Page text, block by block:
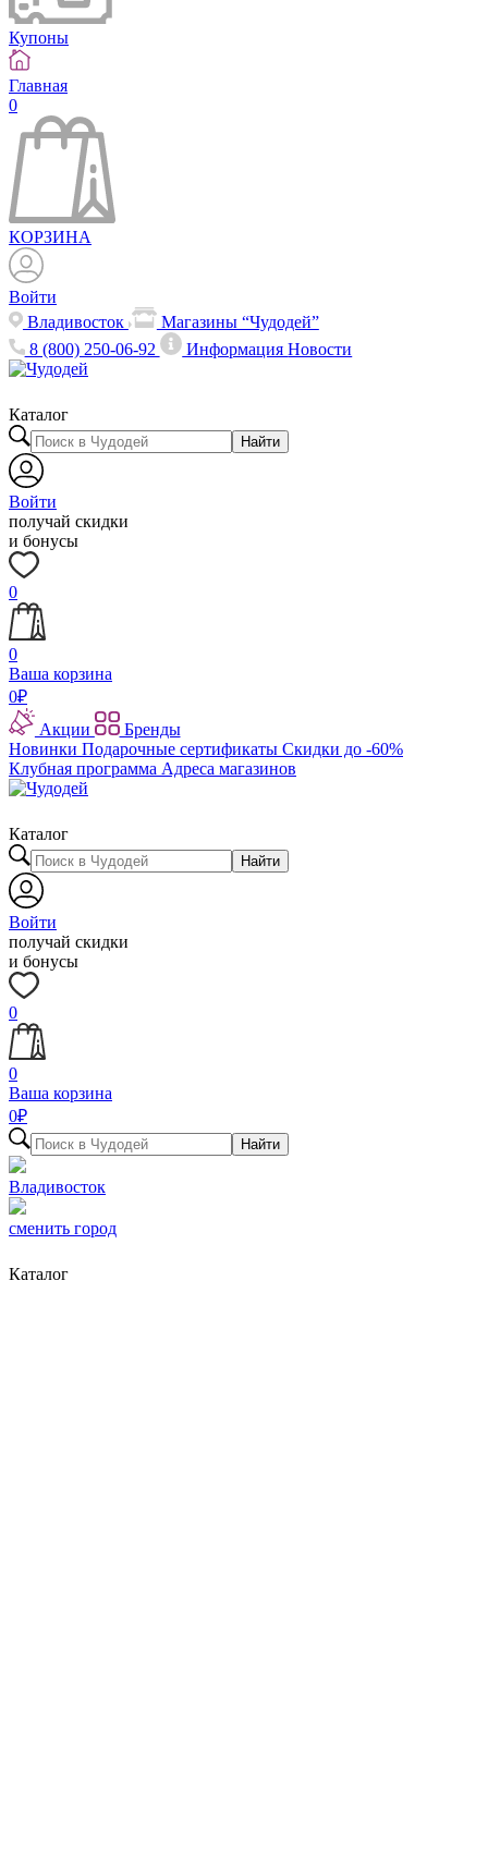
Купоны
Главная
0
КОРЗИНА
Войти
Владивосток
Магазины “Чудодей”
8 (800) 250-06-92
ИнформацияНовости
Каталог
Найти
Войти
получай скидки
и бонусы
0
0
Ваша корзина
0₽
Акции
Бренды
Новинки Подарочные сертификаты Скидки до -60%
Клубная программа Адреса магазинов
Каталог
Найти
Войти
получай скидки
и бонусы
0
0
Ваша корзина
0₽
Найти
Владивосток
сменить город
Каталог